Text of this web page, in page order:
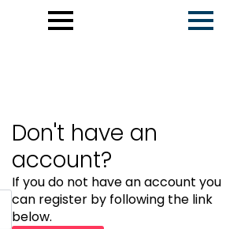
Don't have an
account?
If you do not have an account you
can register by following the link
below.